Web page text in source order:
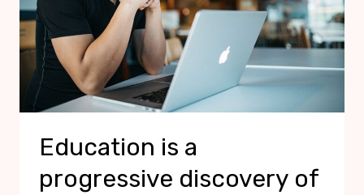
Education is a
progressive discovery of